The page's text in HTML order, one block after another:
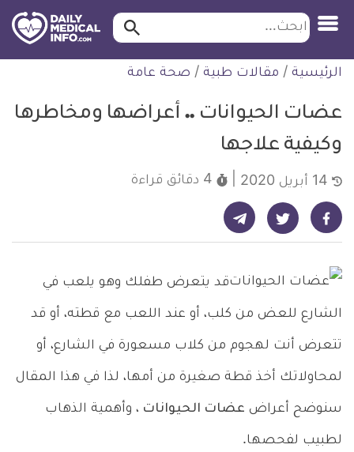
التخطي
للمحتوى
ابحث ابحث…
الرئيسية / مقالات طبية / صحة عامة
عضات الحيوانات .. أعراضها ومخاطرها
وكيفية علاجها
4 دقائق قراءة
شارك على فيسبوك - ديلي ميديكال انفو شارك على تويتر - ديلي ميديكال انفو شارك على تيليجرام - ديلي ميديكال انفو
قد يتعرض طفلك وهو يلعب في
الشارع للعض من كلب، أو عند اللعب مع قطته، أو قد
تتعرض أنت لهجوم من كلاب مسعورة في الشارع، أو
لمحاولاتك أخذ قطة صغيرة من أمها، لذا في هذا المقال
سنوضح أعراض عضات الحيوانات ، وأهمية الذهاب
لطبيب لفحصها.